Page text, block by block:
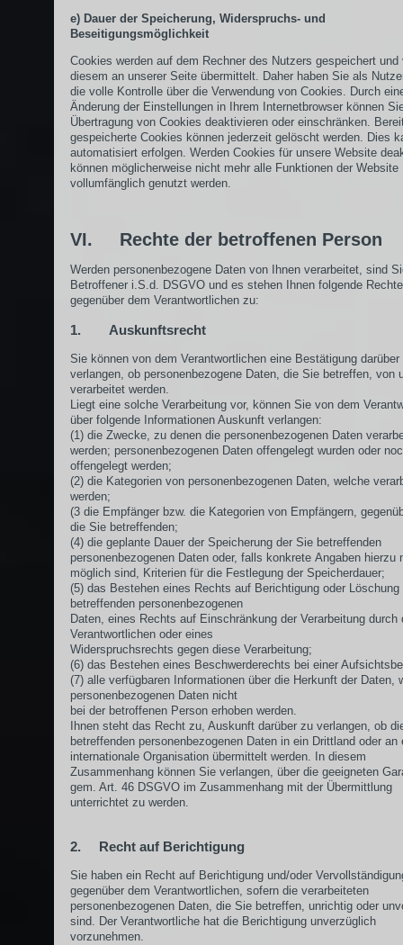
e) Dauer der Speicherung, Widerspruchs- und
Beseitigungsmöglichkeit
Cookies werden auf dem Rechner des Nutzers gespeichert und
diesem an unserer Seite übermittelt. Daher haben Sie als
die volle Kontrolle über die Verwendung von Cookies. Durch
Änderung der Einstellungen in Ihrem Internetbrowser können
Übertragung von Cookies deaktivieren oder einschränken.
gespeicherte Cookies können jederzeit gelöscht werden. Dies
automatisiert erfolgen. Werden Cookies für unsere Website
können möglicherweise nicht mehr alle Funktionen der Website
vollumfänglich genutzt werden.
VI. Rechte der betroffenen Person
Werden personenbezogene Daten von Ihnen verarbeitet, sind
Betroffener i.S.d. DSGVO und es stehen Ihnen folgende Rechte
gegenüber dem Verantwortlichen zu:
1. Auskunftsrecht
Sie können von dem Verantwortlichen eine Bestätigung darüber
verlangen, ob personenbezogene Daten, die Sie betreffen, von
verarbeitet werden.
Liegt eine solche Verarbeitung vor, können Sie von dem
über folgende Informationen Auskunft verlangen:
(1) die Zwecke, zu denen die personenbezogenen Daten
werden; personenbezogenen Daten offengelegt wurden oder
offengelegt werden;
(2) die Kategorien von personenbezogenen Daten, welche
werden;
(3 die Empfänger bzw. die Kategorien von Empfängern,
die Sie betreffenden;
(4) die geplante Dauer der Speicherung der Sie betreffenden
personenbezogenen Daten oder, falls konkrete Angaben hierzu
möglich sind, Kriterien für die Festlegung der Speicherdauer;
(5) das Bestehen eines Rechts auf Berichtigung oder Löschung
betreffenden personenbezogenen
Daten, eines Rechts auf Einschränkung der Verarbeitung durch
Verantwortlichen oder eines
Widerspruchsrechts gegen diese Verarbeitung;
(6) das Bestehen eines Beschwerderechts bei einer
(7) alle verfügbaren Informationen über die Herkunft der Daten,
personenbezogenen Daten nicht
bei der betroffenen Person erhoben werden.
Ihnen steht das Recht zu, Auskunft darüber zu verlangen, ob
betreffenden personenbezogenen Daten in ein Drittland oder an
internationale Organisation übermittelt werden. In diesem
Zusammenhang können Sie verlangen, über die geeigneten
gem. Art. 46 DSGVO im Zusammenhang mit der Übermittlung
unterrichtet zu werden.
2. Recht auf Berichtigung
Sie haben ein Recht auf Berichtigung und/oder
gegenüber dem Verantwortlichen, sofern die verarbeiteten
personenbezogenen Daten, die Sie betreffen, unrichtig oder
sind. Der Verantwortliche hat die Berichtigung unverzüglich
vorzunehmen.